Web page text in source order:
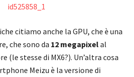
citiamo anche la GPU, che è una
che sono da 12 megapixelal
(le stesse di MX6?). Un’altra cosa
Meizu è la versione di